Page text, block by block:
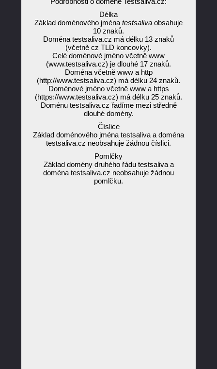
Délka
Základ doménového jména testsaliva obsahuje
10 znaků.
Doména testsaliva.cz má délku 13 znaků
(včetně cz TLD koncovky).
Celé doménové jméno včetně www
(www.testsaliva.cz) je dlouhé 17 znaků.
Doména včetně www a http
(http://www.testsaliva.cz) má délku 24 znaků.
Doménové jméno včetně www a https
(https://www.testsaliva.cz) má délku 25 znaků.
Doménu testsaliva.cz řadíme mezi středně
dlouhé domény.
Číslice
Základ doménového jména testsaliva a doména
testsaliva.cz neobsahuje žádnou číslici.
Pomlčky
Základ domény druhého řádu testsaliva a
doména testsaliva.cz neobsahuje žádnou
pomlčku.